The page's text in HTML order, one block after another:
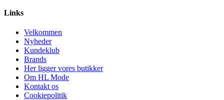
Links
Velkommen
Nyheder
Kundeklub
Brands
Her ligger vores butikker
Om HL Mode
Kontakt os
Cookiepolitik